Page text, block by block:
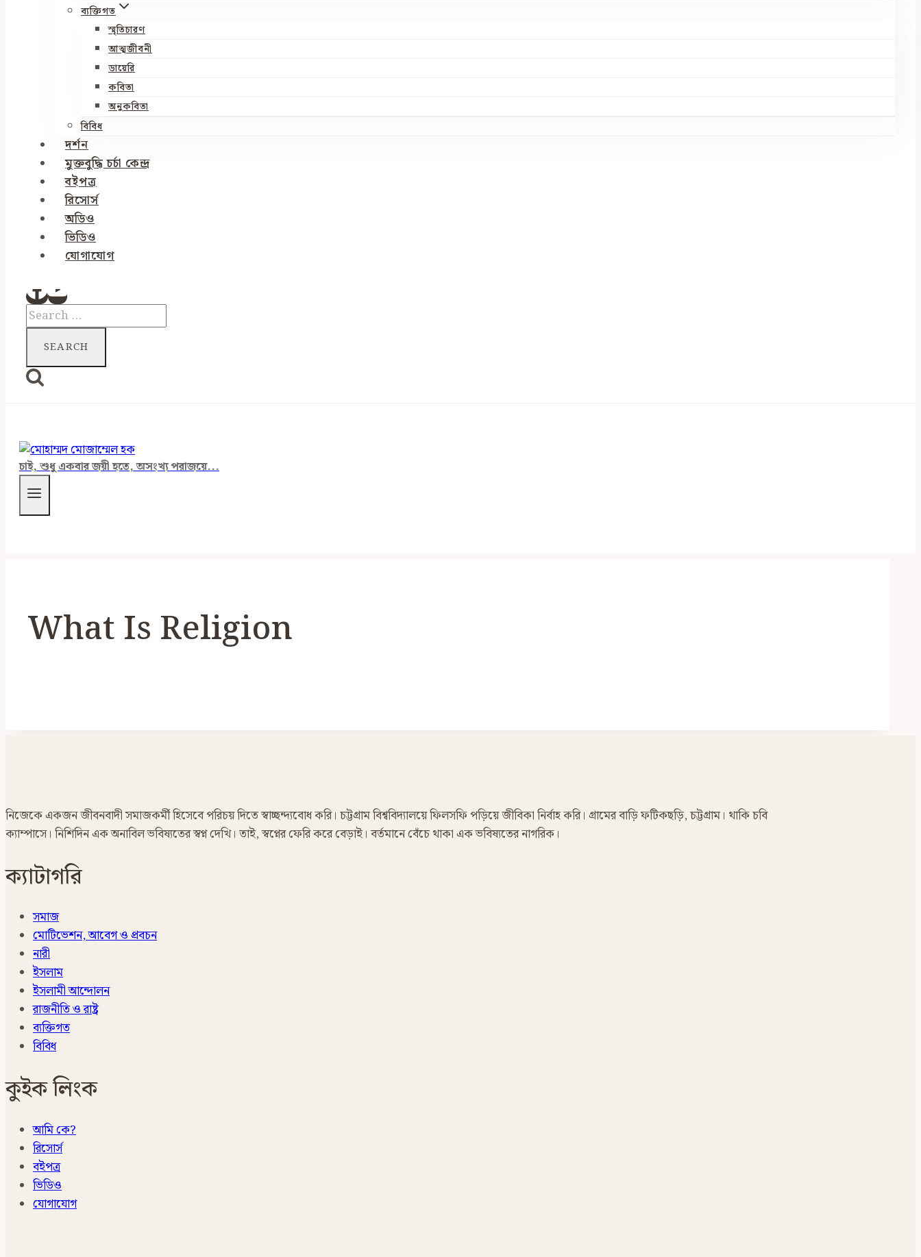
ব্যক্তিগত
স্মৃতিচারণ
আত্মজীবনী
ডায়েরি
কবিতা
অনুকবিতা
বিবিধ
দর্শন
মুক্তবুদ্ধি চর্চা কেন্দ্র
বইপত্র
রিসোর্স
অডিও
ভিডিও
যোগাযোগ
Search
for:
চাই, শুধু একবার জয়ী হতে, অসংখ্য পরাজয়ে...
What Is Religion
নিজেকে একজন জীবনবাদী সমাজকর্মী হিসেবে পরিচয় দিতে স্বাচ্ছন্দ্যবোধ করি। চট্টগ্রাম বিশ্ববিদ্যালয়ে ফিলসফি পড়িয়ে জীবিকা নির্বাহ করি। গ্রামের বাড়ি ফটিকছড়ি, চট্টগ্রাম। থাকি চবি
ক্যাম্পাসে। নিশিদিন এক অনাবিল ভবিষ্যতের স্বপ্ন দেখি। তাই, স্বপ্নের ফেরি করে বেড়াই। বর্তমানে বেঁচে থাকা এক ভবিষ্যতের নাগরিক।
ক্যাটাগরি
সমাজ
মোটিভেশন, আবেগ ও প্রবচন
নারী
ইসলাম
ইসলামী আন্দোলন
রাজনীতি ও রাষ্ট্র
ব্যক্তিগত
বিবিধ
কুইক লিংক
আমি কে?
রিসোর্স
বইপত্র
ভিডিও
যোগাযোগ